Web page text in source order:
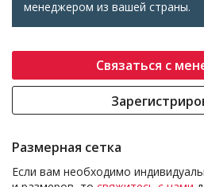
менеджером из вашей страны.
Связаться с
Размерная сетка
Если вам необходимо